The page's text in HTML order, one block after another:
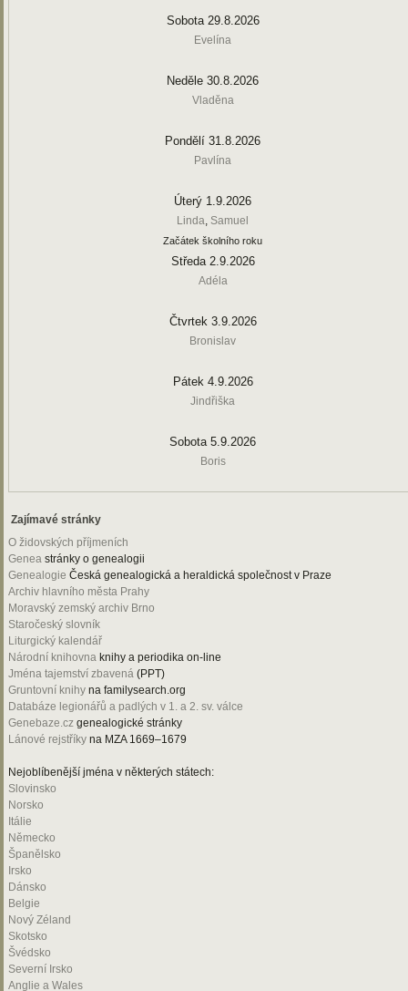
Sobota 29.8.2026
Evelína
Neděle 30.8.2026
Vladěna
Pondělí 31.8.2026
Pavlína
Úterý 1.9.2026
Linda, Samuel
Začátek školního roku
Středa 2.9.2026
Adéla
Čtvrtek 3.9.2026
Bronislav
Pátek 4.9.2026
Jindřiška
Sobota 5.9.2026
Boris
Zajímavé stránky
O židovských příjmeních
Genea stránky o genealogii
Genealogie Česká genealogická a heraldická společnost v Praze
Archiv hlavního města Prahy
Moravský zemský archiv Brno
Staročeský slovník
Liturgický kalendář
Národní knihovna knihy a periodika on-line
Jména tajemství zbavená (PPT)
Gruntovní knihy na familysearch.org
Databáze legionářů a padlých v 1. a 2. sv. válce
Genebaze.cz genealogické stránky
Lánové rejstříky na MZA 1669–1679
Nejoblíbenější jména v některých státech:
Slovinsko
Norsko
Itálie
Německo
Španělsko
Irsko
Dánsko
Belgie
Nový Zéland
Skotsko
Švédsko
Severní Irsko
Anglie a Wales